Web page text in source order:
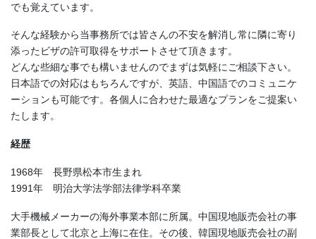
でも覚えています。
そんな経験から当事務所では皆さんの不安を解消し常に隣に寄り
添ったビザの許可取得をサポートさせて頂きます。
どんな些細な事でも構いませんのでまずは気軽にご相談下さい。
日本語での対応はもちろんですが、英語、中国語でのコミュニケ
ーションも可能です。各個人に合わせた最適なプランをご提案い
たします。
経歴
1968年 長野県松本市生まれ
1991年 明治大学法学部法律学科卒業
大手機械メーカーの海外事業本部に所属。中国現地販売会社の事
業部長として北京と上海に在住。その後、韓国現地販売会社の副